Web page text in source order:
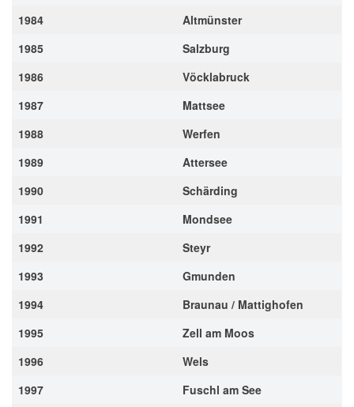
1984
Altmünster
1985
Salzburg
1986
Vöcklabruck
1987
Mattsee
1988
Werfen
1989
Attersee
1990
Schärding
1991
Mondsee
1992
Steyr
1993
Gmunden
1994
Braunau / Mattighofen
1995
Zell am Moos
1996
Wels
1997
Fuschl am See